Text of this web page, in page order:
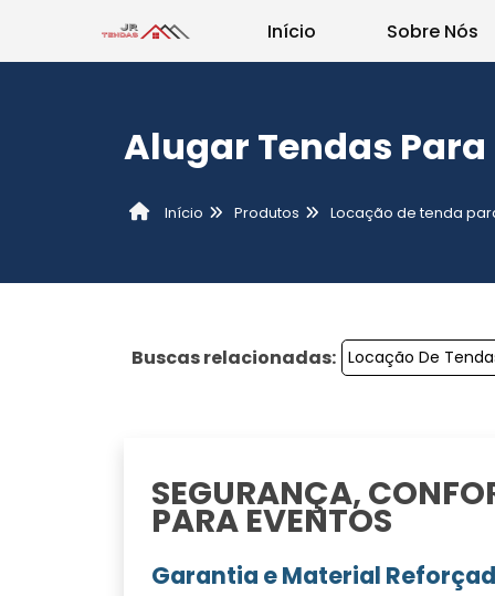
Início Sobre Nós
Alugar Tendas Para
Início Produtos Locação de tenda
Buscas relacionadas: Locação De
SEGURANÇA,
PARA EVENTOS
Garantia e Material